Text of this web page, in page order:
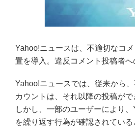
Yahoo!ニュースは、不適切なコ
置を導入。違反コメント投稿者へ
Yahoo!ニュースでは、従来から
カウントは、それ以降の投稿が
しかし、一部のユーザーにより
を繰り返す行為が確認されている